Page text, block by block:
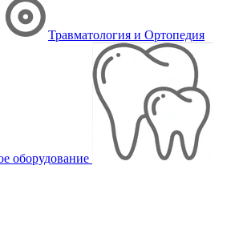
Травматология и Ортопедия
оборудование